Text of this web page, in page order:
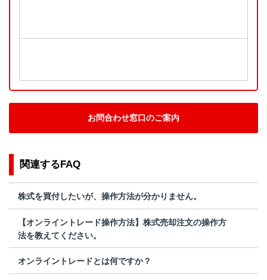
お問合わせ窓口のご案内
関連するFAQ
株式を買付したいが、操作方法が分かりません。
【オンライントレード操作方法】株式売却注文の操作方
法を教えてください。
オンライントレードとは何ですか？